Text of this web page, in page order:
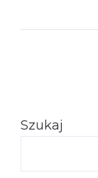
Szukaj